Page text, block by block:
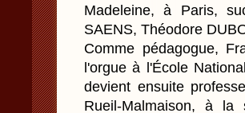
Madeleine, à Paris,
SAENS, Théodore
Comme pédagogue,
l'orgue à l'École
devient ensuite
Rueil-Malmaison, à